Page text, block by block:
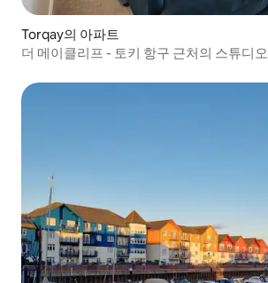
Torqay의 아파트
더 메이클리프 - 토키 항구 근처의 스튜디오